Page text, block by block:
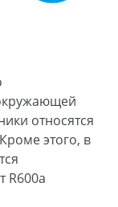
относятся
этого, в
R600а